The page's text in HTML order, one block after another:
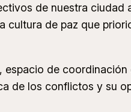
de nuestra ciudad
cultura de paz que
espacio de
de los conflictos y su